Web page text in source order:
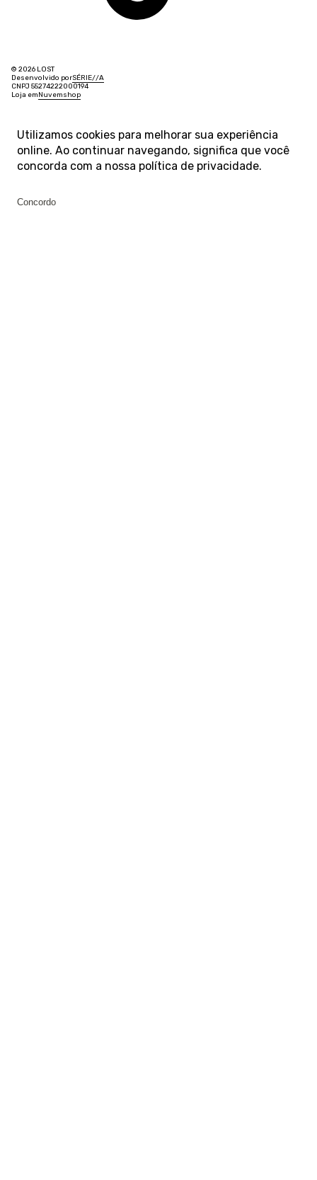
© 2026 LOST
Desenvolvido porSÉRIE//A
CNPJ 55274222000194
Loja emNuvemshop
Utilizamos cookies para melhorar sua experiência
online. Ao continuar navegando, significa que você
concorda com a nossa política de privacidade.
Concordo